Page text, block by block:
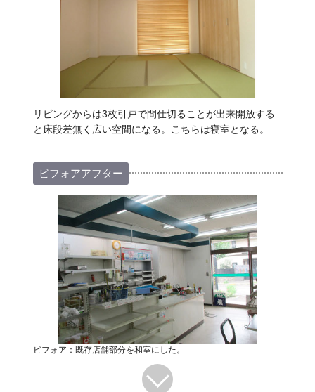
リビングからは3枚引戸で間仕切ることが出来開放する
と床段差無く広い空間になる。こちらは寝室となる。
ビフォアアフター
ビフォア：既存店舗部分を和室にした。